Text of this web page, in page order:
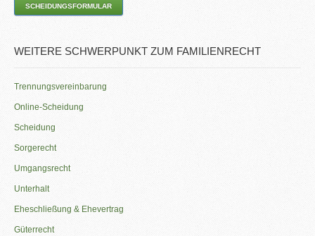
SCHEIDUNGSFORMULAR
WEITERE SCHWERPUNKT ZUM FAMILIENRECHT
Trennungsvereinbarung
Online-Scheidung
Scheidung
Sorgerecht
Umgangsrecht
Unterhalt
Eheschließung & Ehevertrag
Güterrecht